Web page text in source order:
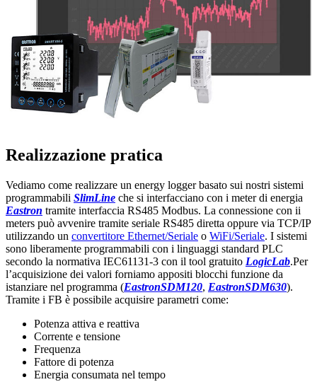
Realizzazione pratica
Vediamo come realizzare un energy logger basato sui nostri sistemi
programmabili SlimLine che si interfacciano con i meter di energia
Eastron tramite interfaccia RS485 Modbus. La connessione con ii
meters può avvenire tramite seriale RS485 diretta oppure via TCP/IP
utilizzando un convertitore Ethernet/Seriale o WiFi/Seriale. I sistemi
sono liberamente programmabili con i linguaggi standard PLC
secondo la normativa IEC61131-3 con il tool gratuito LogicLab.Per
l’acquisizione dei valori forniamo appositi blocchi funzione da
istanziare nel programma (EastronSDM120, EastronSDM630).
Tramite i FB è possibile acquisire parametri come:
Potenza attiva e reattiva
Corrente e tensione
Frequenza
Fattore di potenza
Energia consumata nel tempo